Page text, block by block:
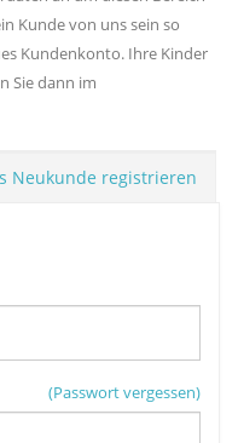
Kunde von uns sein so
Kundenkonto. Ihre Kinder
Sie dann im
Neukunde registrieren
(Passwort vergessen)